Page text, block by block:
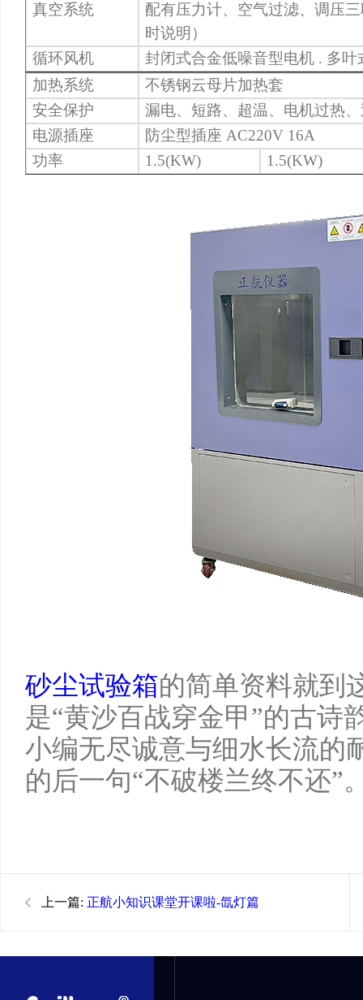
真空系统
配有压力计、空气过滤、调压
时说明）
循环风机
封闭式合金低噪音型电机 . 多叶
加热系统
不锈钢云母片加热套
安全保护
漏电、短路、超温、电机过热
电源插座
防尘型插座 AC220V 16A
功率
1.5(KW) 1.5(KW)
砂尘试验箱的简单资料就到
是“黄沙百战穿金甲”的古诗
小编无尽诚意与细水长流的
的后一句“不破楼兰终不还”
上一篇: 正航小知识课堂开课啦-氙灯篇